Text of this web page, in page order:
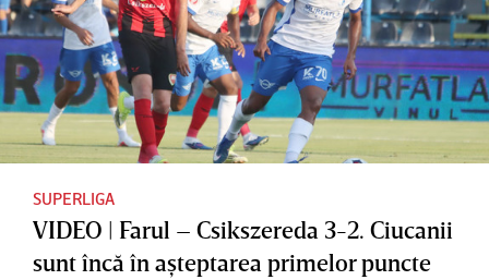
SUPERLIGA
VIDEO | Farul – Csikszereda 3-2. Ciucanii
sunt încă în aşteptarea primelor puncte